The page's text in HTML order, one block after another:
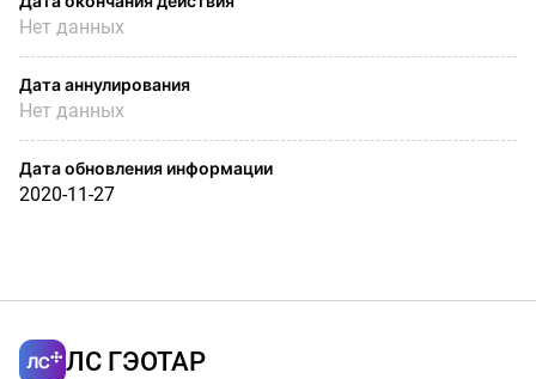
Нет данных
Дата аннулирования
Нет данных
Дата обновления информации
2020-11-27
ЛС ГЭОТАР